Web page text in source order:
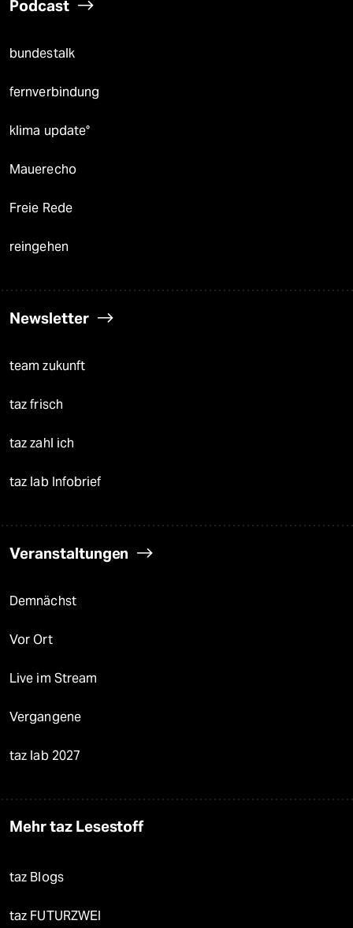
Podcast
bundestalk
fernverbindung
klima update°
Mauerecho
Freie Rede
reingehen
Newsletter
team zukunft
taz frisch
taz zahl ich
taz lab Infobrief
Veranstaltungen
Demnächst
Vor Ort
Live im Stream
Vergangene
taz lab 2027
Mehr taz Lesestoff
taz Blogs
taz FUTURZWEI